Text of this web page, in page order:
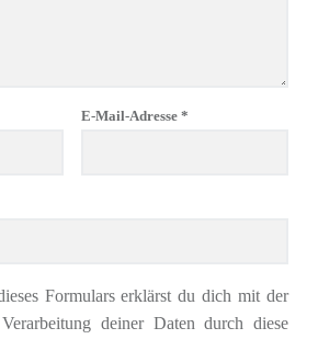
E-Mail-Adresse *
Formulars erklärst du dich mit der
deiner Daten durch diese